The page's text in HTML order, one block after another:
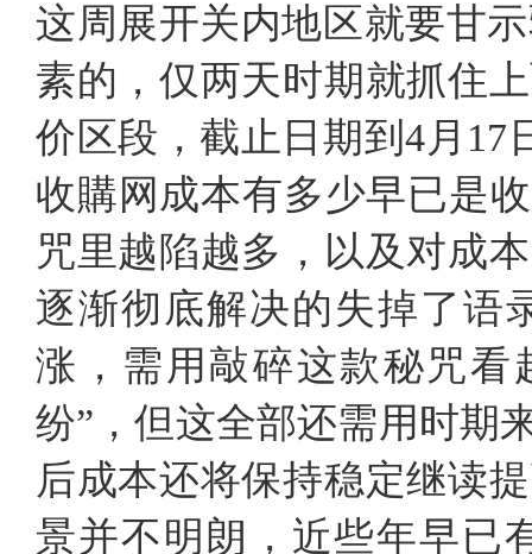
这周展开关内地区就要甘
素的，仅两天时期就抓住
价区段，截止日期到4月17
收購网成本有多少早已是
咒里越陷越多，以及对成
逐渐彻底解决的失掉了语
涨，需用敲碎这款秘咒看
纷”，但这全部还需用时期
后成本还将保持稳定继读
景并不明朗，近些年早已